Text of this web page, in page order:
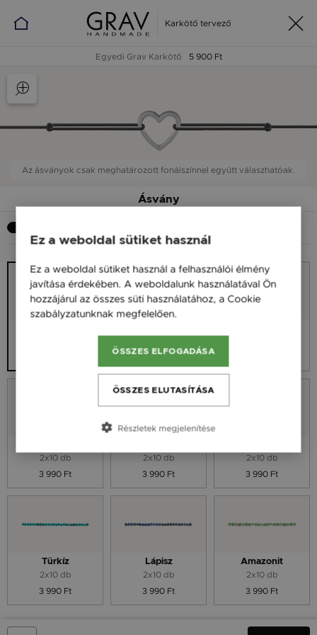
Karkötő tervező
Egyedi Grav Karkötő 5 900 Ft
Az ásványok csak meghatározott fonálszínnel együtt válaszhatóak.
Ásvány
3 990 Ft
2x10 db
3 990 Ft
2x10 db
3 990 Ft
2x10 db
3 990 Ft
Türkíz
2x10 db
3 990 Ft
Lápisz
2x10 db
3 990 Ft
Amazonit
2x10 db
3 990 Ft
Ez a weboldal sütiket használ
Ez a weboldal sütiket használ a felhasználói élmény
javítása érdekében. A weboldalunk használatával Ön
hozzájárul az összes süti használatához, a Cookie
szabályzatunknak megfelelően.
ÖSSZES ELFOGADÁSA
ÖSSZES ELUTASÍTÁSA
Részletek megjelenítése